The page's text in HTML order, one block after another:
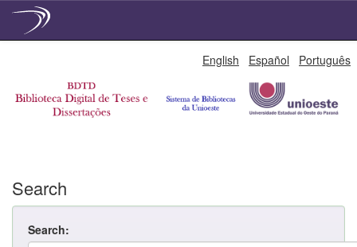
English Español Português
Search
Search: